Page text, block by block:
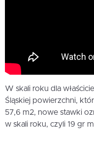
W skali roku dla
Śląskiej powierzchni,
57,6 m2, nowe stawki
w skali roku, czyli 19 gr